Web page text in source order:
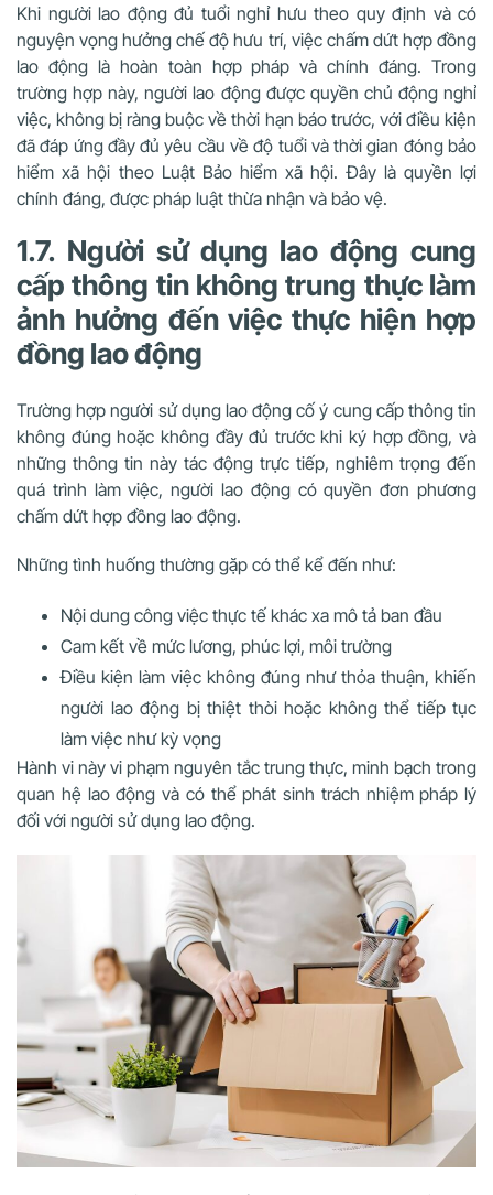
Khi người lao động đủ tuổi nghỉ hưu theo quy định và có
nguyện vọng hưởng chế độ hưu trí, việc chấm dứt hợp đồng
lao động là hoàn toàn hợp pháp và chính đáng. Trong
trường hợp này, người lao động được quyền chủ động nghỉ
việc, không bị ràng buộc về thời hạn báo trước, với điều kiện
đã đáp ứng đầy đủ yêu cầu về độ tuổi và thời gian đóng bảo
hiểm xã hội theo Luật Bảo hiểm xã hội. Đây là quyền lợi
chính đáng, được pháp luật thừa nhận và bảo vệ.
1.7. Người sử dụng lao động cung
cấp thông tin không trung thực làm
ảnh hưởng đến việc thực hiện hợp
đồng lao động
Trường hợp người sử dụng lao động cố ý cung cấp thông tin
không đúng hoặc không đầy đủ trước khi ký hợp đồng, và
những thông tin này tác động trực tiếp, nghiêm trọng đến
quá trình làm việc, người lao động có quyền đơn phương
chấm dứt hợp đồng lao động.
Những tình huống thường gặp có thể kể đến như:
Nội dung công việc thực tế khác xa mô tả ban đầu
Cam kết về mức lương, phúc lợi, môi trường
Điều kiện làm việc không đúng như thỏa thuận, khiến
người lao động bị thiệt thòi hoặc không thể tiếp tục
làm việc như kỳ vọng
Hành vi này vi phạm nguyên tắc trung thực, minh bạch trong
quan hệ lao động và có thể phát sinh trách nhiệm pháp lý
đối với người sử dụng lao động.